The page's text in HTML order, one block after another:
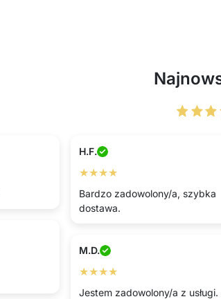
H.F.
★★★★
Bardzo zadowolony/a, szybka
dostawa.
M.D.
★★★★
Jestem zadowolony/a z usługi.